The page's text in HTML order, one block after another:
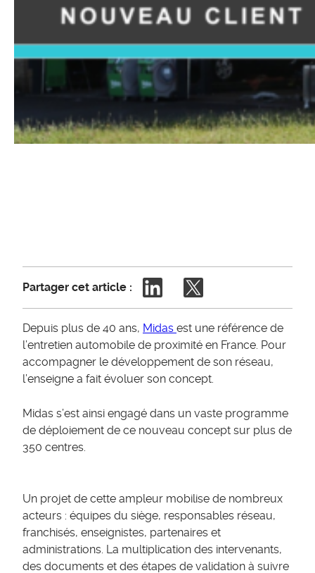
Partager cet article :
Depuis plus de 40 ans, Midas est une référence de
l’entretien automobile de proximité en France. Pour
accompagner le développement de son réseau,
l’enseigne a fait évoluer son concept.
Midas s’est ainsi engagé dans un vaste programme
de déploiement de ce nouveau concept sur plus de
350 centres.
Un projet de cette ampleur mobilise de nombreux
acteurs : équipes du siège, responsables réseau,
franchisés, enseignistes, partenaires et
administrations. La multiplication des intervenants,
des documents et des étapes de validation à suivre